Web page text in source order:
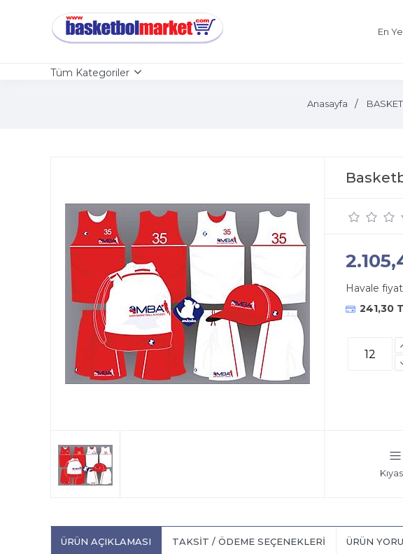
En
Tüm Kategoriler
Anasayfa
Havale
241,30
ÜRÜN AÇIKLAMASI TAKSIT / ÖDEME SEÇENEKLERI ÜRÜN